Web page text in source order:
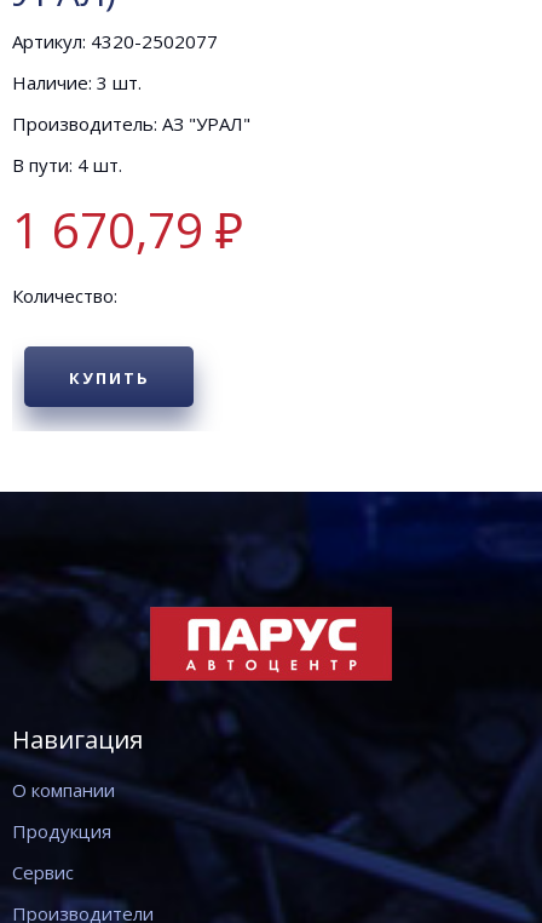
Артикул: 4320-2502077
Наличие: 3 шт.
Производитель: АЗ "УРАЛ"
В пути: 4 шт.
1 670,79 ₽
Количество:
КУПИТЬ
Навигация
О компании
Продукция
Сервис
Производители